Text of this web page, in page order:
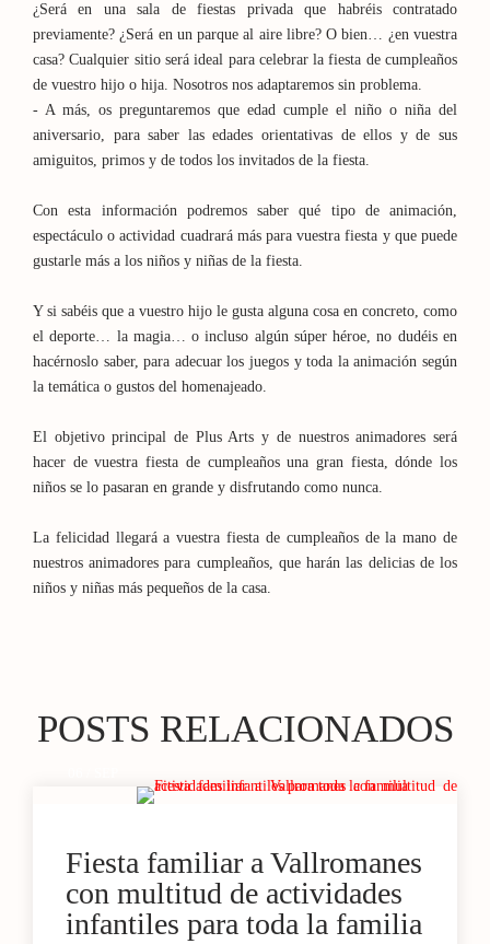
¿Será en una sala de fiestas privada que habréis contratado
previamente? ¿Será en un parque al aire libre? O bien… ¿en vuestra
casa? Cualquier sitio será ideal para celebrar la fiesta de cumpleaños
de vuestro hijo o hija. Nosotros nos adaptaremos sin problema.
- A más, os preguntaremos que edad cumple el niño o niña del
aniversario, para saber las edades orientativas de ellos y de sus
amiguitos, primos y de todos los invitados de la fiesta.
Con esta información podremos saber qué tipo de animación,
espectáculo o actividad cuadrará más para vuestra fiesta y que puede
gustarle más a los niños y niñas de la fiesta.
Y si sabéis que a vuestro hijo le gusta alguna cosa en concreto, como
el deporte… la magia… o incluso algún súper héroe, no dudéis en
hacérnoslo saber, para adecuar los juegos y toda la animación según
la temática o gustos del homenajeado.
El objetivo principal de Plus Arts y de nuestros animadores será
hacer de vuestra fiesta de cumpleaños una gran fiesta, dónde los
niños se lo pasaran en grande y disfrutando como nunca.
La felicidad llegará a vuestra fiesta de cumpleaños de la mano de
nuestros animadores para cumpleaños, que harán las delicias de los
niños y niñas más pequeños de la casa.
POSTS RELACIONADOS
Fiesta familiar a Vallromanes
con multitud de actividades
infantiles para toda la familia